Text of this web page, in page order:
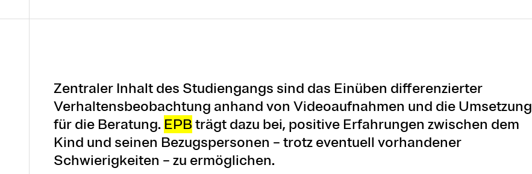
Zentraler Inhalt des Studiengangs sind das Einüben differenzierter
Verhaltensbeobachtung anhand von Videoaufnahmen und die Umsetzung
für die Beratung. EPBträgt dazu bei, positive Erfahrungen zwischen dem
Kind und seinen Bezugspersonen – trotz eventuell vorhandener
Schwierigkeiten – zu ermöglichen.